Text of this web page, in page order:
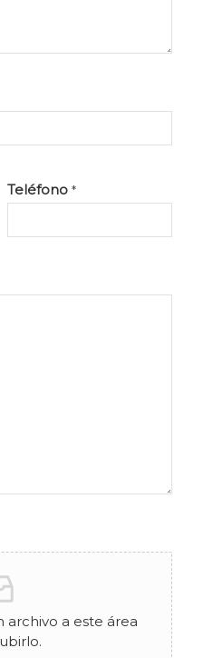
Teléfono *
archivo a este área